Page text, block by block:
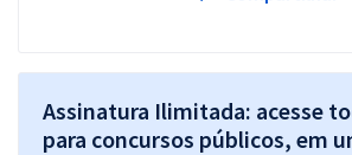
Assinatura Ilimitada: acesse
para concursos públicos, em